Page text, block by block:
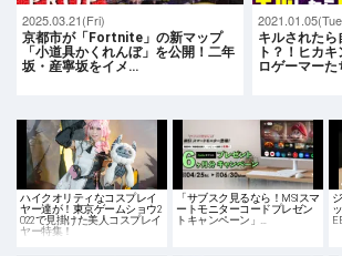
2025.03.21(Fri)
京都市が「Fortnite」の新マップ
「小道具かくれんぼ」を公開！二年
坂・産寧坂をイメ…
キルされた
ト？！ヒカ
ロゲーマー
ハイクオリティなコスプレイ
ヤー達が！東京ゲームショウ2
022で見掛けた美人コスプレイ
ヤー特集！
「サブスク見るなら！MSIスマ
ートモニターコードプレゼン
トキャンペーン」…